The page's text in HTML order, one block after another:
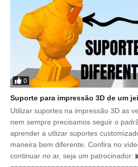
0
Suporte para impressão 3D de um
Utilizar suportes na impressão 3D as
nem sempre precisamos seguir o
aprender a utlizar suportes
maneira bem diferente. Confira no
continuar no ar, seja um patrocinador: